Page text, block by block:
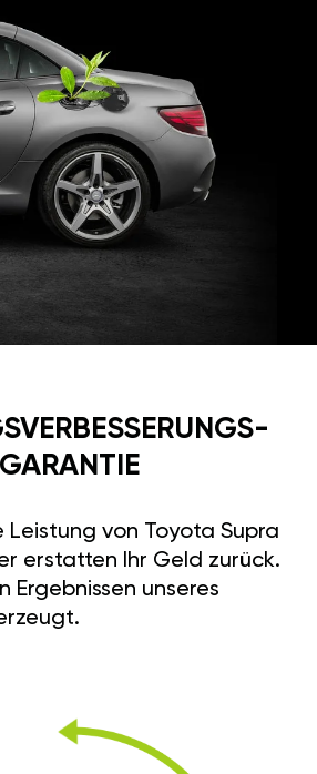
GARANTIE
Leistung von Toyota Supra
erstatten Ihr Geld zurück.
Ergebnissen unseres